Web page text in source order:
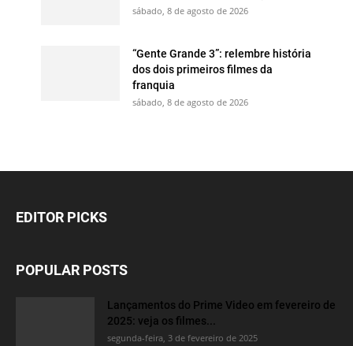
sábado, 8 de agosto de 2026
“Gente Grande 3”: relembre história
dos dois primeiros filmes da
franquia
sábado, 8 de agosto de 2026
EDITOR PICKS
POPULAR POSTS
Lançamentos do Prime Video em fevereiro de
2025: veja os filmes...
segunda-feira, 3 de fevereiro de 2025